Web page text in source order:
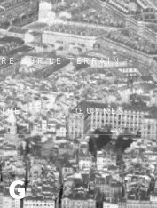
SUR LE TERRAIN
ŒUVRES